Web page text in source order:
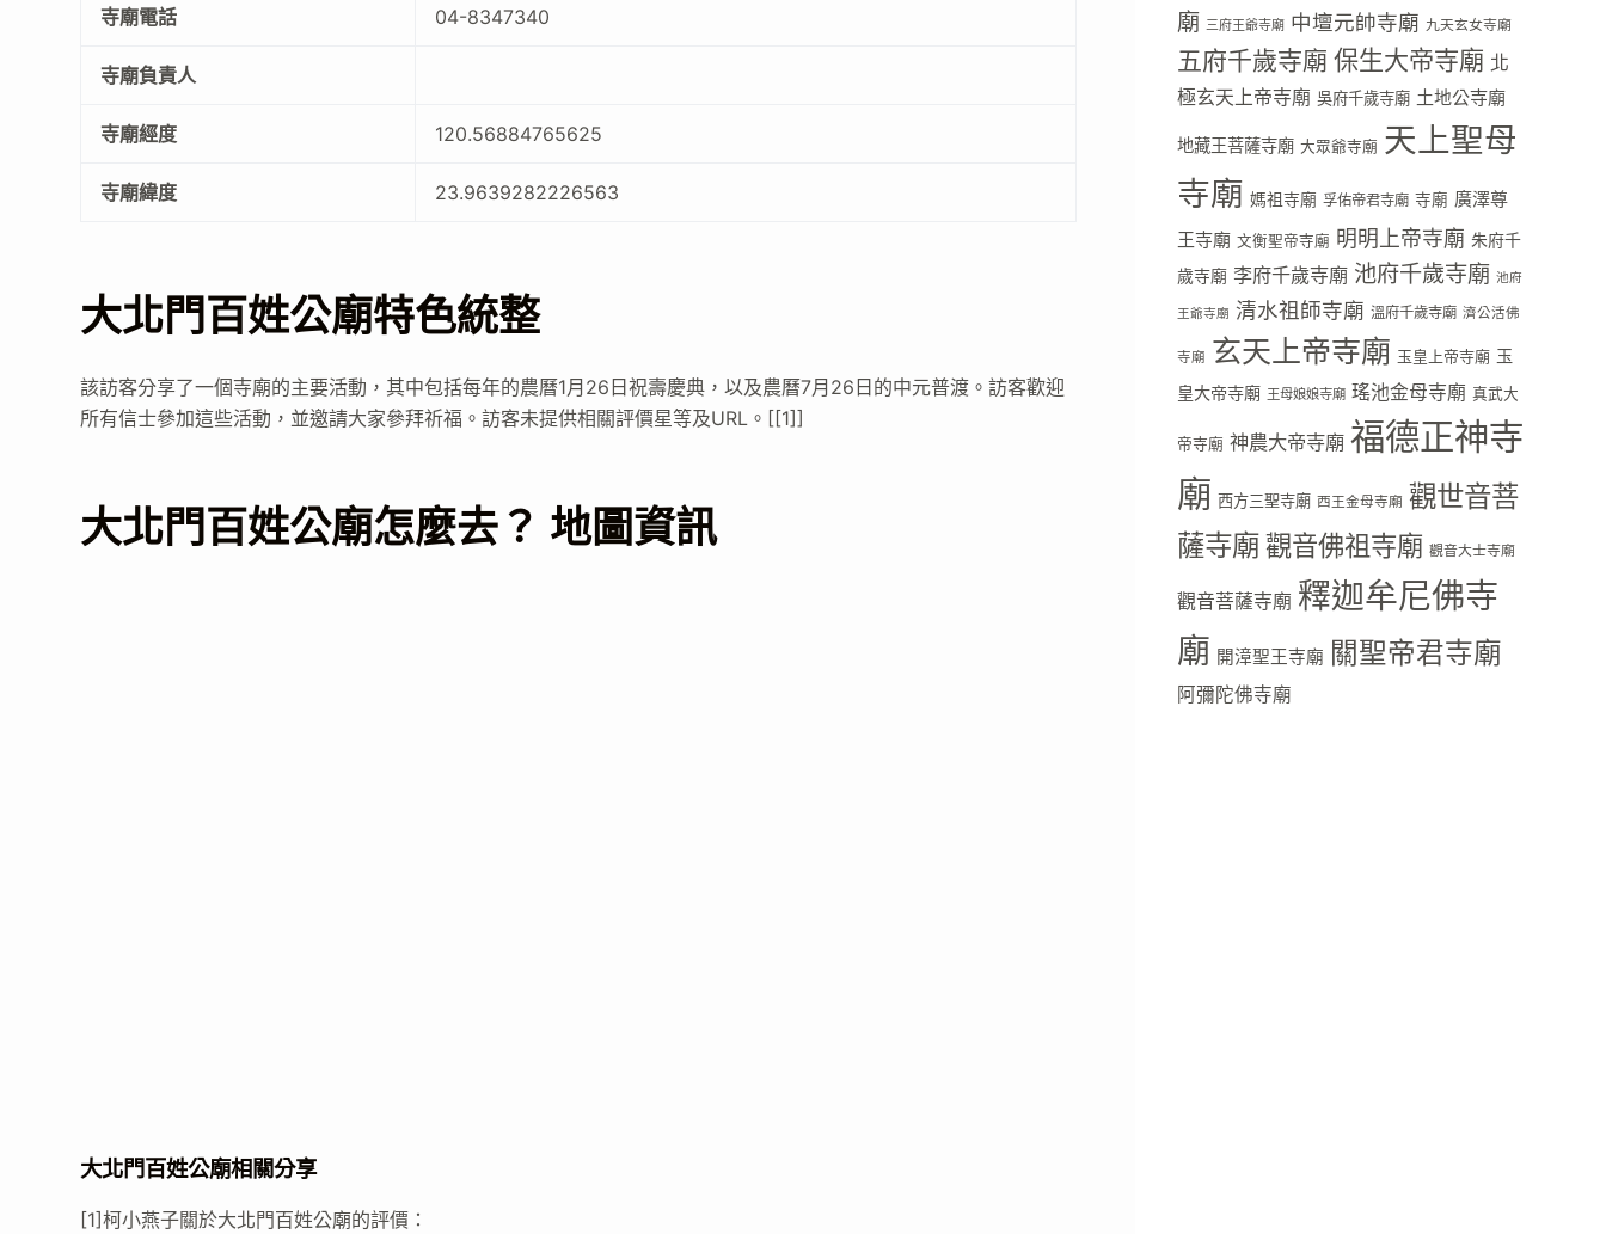
寺廟電話 04-8347340
寺廟負責人
寺廟經度 120.56884765625
寺廟緯度 23.9639282226563
大北門百姓公廟特色統整
該訪客分享了一個寺廟的主要活動，其中包括每年的農曆1月26日祝壽慶典，以及農曆7月26日的中元普渡。訪客歡迎
所有信士參加這些活動，並邀請大家參拜祈福。訪客未提供相關評價星等及URL。[[1]]
大北門百姓公廟怎麼去？ 地圖資訊
大北門百姓公廟相關分享
[1]柯小燕子關於大北門百姓公廟的評價：
廟 三府王爺寺廟 中壇元帥寺廟 九天玄女寺廟
五府千歲寺廟 保生大帝寺廟 北
極玄天上帝寺廟 吳府千歲寺廟 土地公寺廟
地藏王菩薩寺廟 大眾爺寺廟 天上聖母
寺廟 媽祖寺廟 孚佑帝君寺廟 寺廟 廣澤尊
王寺廟 文衡聖帝寺廟 明明上帝寺廟 朱府千
歲寺廟 李府千歲寺廟 池府千歲寺廟 池府
王爺寺廟 清水祖師寺廟 溫府千歲寺廟 濟公活佛
寺廟 玄天上帝寺廟 玉皇上帝寺廟 玉
皇大帝寺廟 王母娘娘寺廟 瑤池金母寺廟 真武大
帝寺廟 神農大帝寺廟 福德正神寺
廟 西方三聖寺廟 西王金母寺廟 觀世音菩
薩寺廟觀音佛祖寺廟 觀音大士寺廟
觀音菩薩寺廟 釋迦牟尼佛寺
廟 開漳聖王寺廟 關聖帝君寺廟
阿彌陀佛寺廟